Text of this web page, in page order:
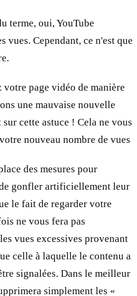
terme, oui, YouTube
vues. Cependant, ce n'est que
page vidéo de manière
une mauvaise nouvelle
cette astuce ! Cela ne vous
nouveau nombre de vues
des mesures pour
gonfler artificiellement leur
le fait de regarder votre
ne vous fera pas
vues excessives provenant
celle à laquelle le contenu a
signalées. Dans le meilleur
simplement les «